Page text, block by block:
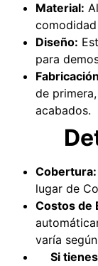
Material:
Diseño:
para
de
acabados.
Cobertura:
lugar de
Costos de
varía
Si